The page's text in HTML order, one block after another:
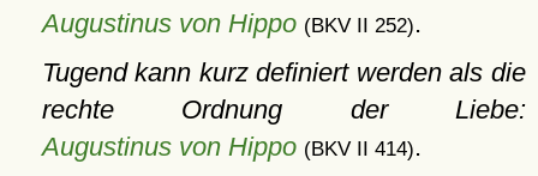
Augustinus von Hippo (BKV II 252).
Tugend kann kurz definiert werden als die
rechte Ordnung der Liebe:
Augustinus von Hippo (BKV II 414).